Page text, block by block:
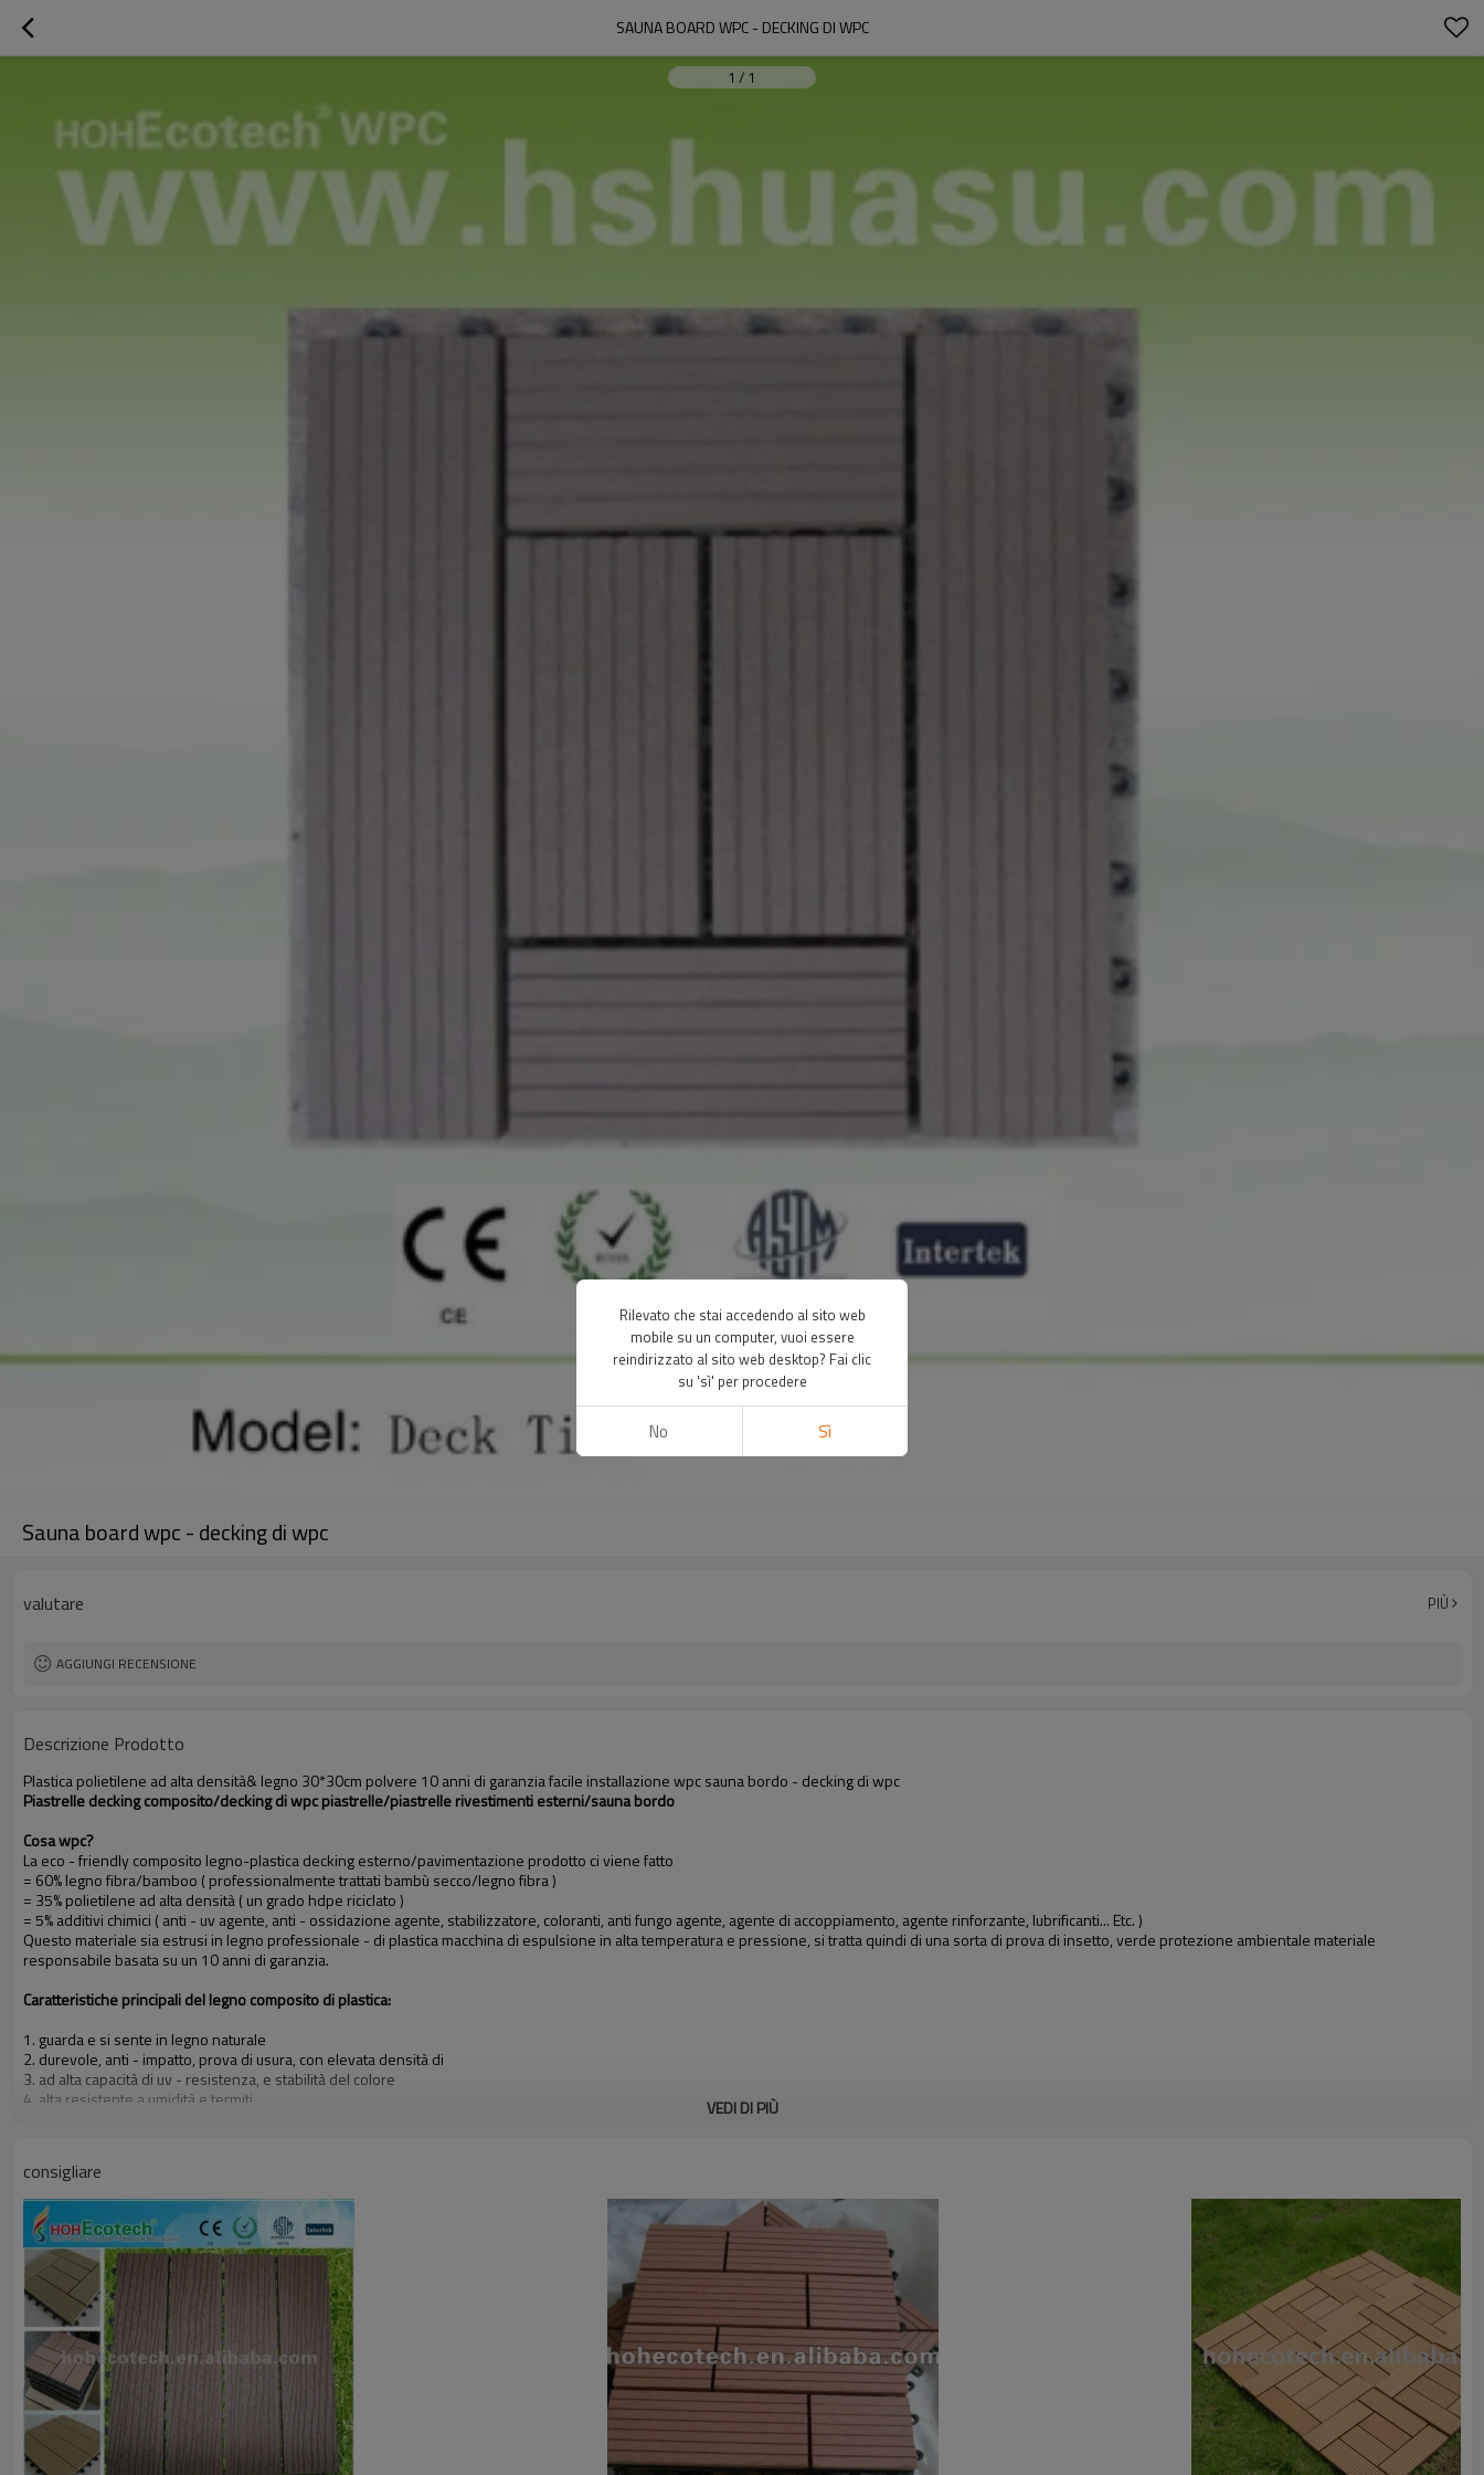
SAUNA BOARD WPC - DECKING DI WPC
1 / 1
Sauna board wpc - decking di wpc
valutare PIÙ
AGGIUNGI RECENSIONE
Descrizione Prodotto
Plastica polietilene ad alta densità& legno 30*30cm polvere 10 anni di garanzia facile installazione wpc sauna bordo - decking di wpc
Piastrelle decking composito/decking di wpc piastrelle/piastrelle rivestimenti esterni/sauna bordo
Cosa wpc?
La eco - friendly composito legno-plastica decking esterno/pavimentazione prodotto ci viene fatto
= 60% legno fibra/bamboo ( professionalmente trattati bambù secco/legno fibra )
= 35% polietilene ad alta densità ( un grado hdpe riciclato )
= 5% additivi chimici ( anti - uv agente, anti - ossidazione agente, stabilizzatore, coloranti, anti fungo agente, agente di accoppiamento, agente rinforzante, lubrificanti... Etc. )
Questo materiale sia estrusi in legno professionale - di plastica macchina di espulsione in alta temperatura e pressione, si tratta quindi di una sorta di prova di insetto, verde protezione ambientale materiale
responsabile basata su un 10 anni di garanzia.
Caratteristiche principali del legno composito di plastica:
1. guarda e si sente in legno naturale
2. durevole, anti - impatto, prova di usura, con elevata densità di
3. ad alta capacità di uv - resistenza, e stabilità del colore
4. alta resistente a umidità e termiti
8. a piedi nudi amichevole, anti - scivolo, nessuna rottura
9. resistente alle intemperie, adatto da - 40& deg; c a 60& deg; c
Gli altri prodotti:
Diy decking piastrelle, pannello a muro, rotaia recinzione&, fiore scatola& pattumiera, panchina, accessori, ecc
Certificati:
VEDI DI PIÙ
consigliare
Rilevato che stai accedendo al sito web
mobile su un computer, vuoi essere
reindirizzato al sito web desktop? Fai clic
su 'sì' per procedere
No Sì